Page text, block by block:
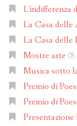
L'indifferenza
La Casa delle
La Casa delle
Mostre arte
Musica sotto
Premio di
Premio di